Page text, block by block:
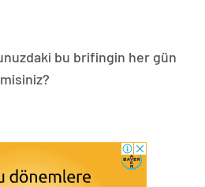
bu brifingin her gün